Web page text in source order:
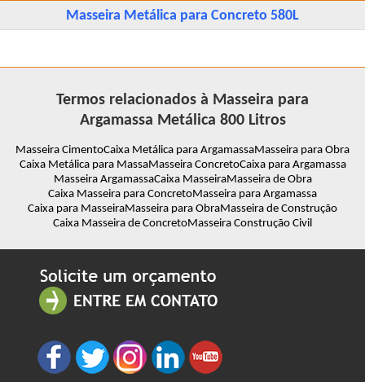
Masseira Metálica para Concreto 580L
Termos relacionados à Masseira para
Argamassa Metálica 800 Litros
Masseira CimentoCaixa Metálica para ArgamassaMasseira para Obra
Caixa Metálica para MassaMasseira ConcretoCaixa para Argamassa
Masseira ArgamassaCaixa MasseiraMasseira de Obra
Caixa Masseira para ConcretoMasseira para Argamassa
Caixa para MasseiraMasseira para ObraMasseira de Construção
Caixa Masseira de ConcretoMasseira Construção Civil